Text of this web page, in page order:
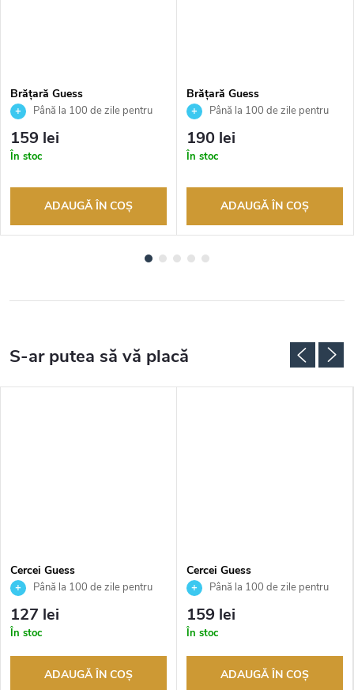
Brățară Guess
JUBB04082JWYGWHS
Până la 100 de zile pentru
returnarea bunurilor. Vânzător
autorizat
159 lei
În stoc
ADAUGĂ ÎN COŞ
Brățară Guess
JUBB04156JWYGT
Până la 100 de zile pentru
returnarea bunurilor. Vânzător
autorizat
190 lei
În stoc
ADAUGĂ ÎN COŞ
Cercei Guess
JUBE02244JWRHAQT
Până la 100 de zile pentru
returnarea bunurilor. Vânzător
autorizat
127 lei
În stoc
ADAUGĂ ÎN COŞ
Cercei Guess
JUBE02286JWYGBKT
Până la 100 de zile pentru
returnarea bunurilor. Vânzător
autorizat
159 lei
În stoc
ADAUGĂ ÎN COŞ